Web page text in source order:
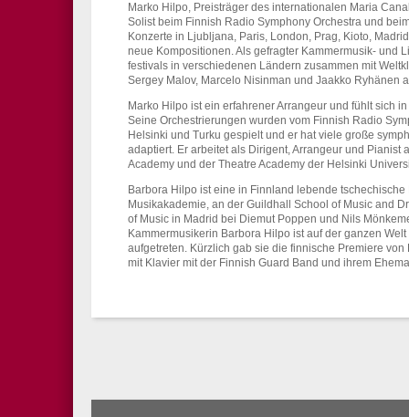
Marko Hilpo, Preisträger des internationalen Maria
Solist beim Finnish Radio Symphony Orchestra und
Konzerte in Ljubljana, Paris, London, Prag, Kioto,
neue Kompositionen. Als gefragter Kammermusik- und
festivals in verschiedenen Ländern zusammen mit
Sergey Malov, Marcelo Nisinman und Jaakko Ryhänen
Marko Hilpo ist ein erfahrener Arrangeur und fühlt sich
Seine Orchestrierungen wurden vom Finnish Radio
Helsinki und Turku gespielt und er hat viele große
adaptiert. Er arbeitet als Dirigent, Arrangeur und
Academy und der Theatre Academy der Helsinki
Barbora Hilpo ist eine in Finnland lebende
Musikakademie, an der Guildhall School of Music and
of Music in Madrid bei Diemut Poppen und Nils
Kammermusikerin Barbora Hilpo ist auf der ganzen
aufgetreten. Kürzlich gab sie die finnische Premiere
mit Klavier mit der Finnish Guard Band und ihrem